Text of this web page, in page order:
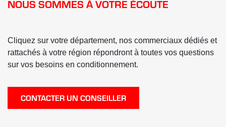
NOUS SOMMES À VOTRE ÉCOUTE
Cliquez sur votre département, nos commerciaux dédiés et
rattachés à votre région répondront à toutes vos questions
sur vos besoins en conditionnement.
CONTACTER UN CONSEILLER